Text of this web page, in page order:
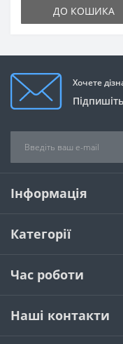
ДО КОШИКА
Хочете
Інформація
Категорії
Час роботи
Наші контакти